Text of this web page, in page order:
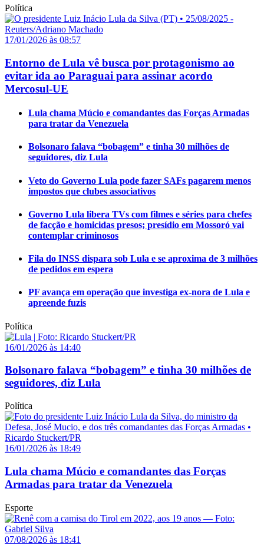
Política
17/01/2026 às 08:57
Entorno de Lula vê busca por protagonismo ao
evitar ida ao Paraguai para assinar acordo
Mercosul-UE
Lula chama Múcio e comandantes das Forças Armadas
para tratar da Venezuela
Bolsonaro falava “bobagem” e tinha 30 milhões de
seguidores, diz Lula
Veto do Governo Lula pode fazer SAFs pagarem menos
impostos que clubes associativos
Governo Lula libera TVs com filmes e séries para chefes
de facção e homicidas presos; presídio em Mossoró vai
contemplar criminosos
Fila do INSS dispara sob Lula e se aproxima de 3 milhões
de pedidos em espera
PF avança em operação que investiga ex-nora de Lula e
apreende fuzis
Política
16/01/2026 às 14:40
Bolsonaro falava “bobagem” e tinha 30 milhões de
seguidores, diz Lula
Política
16/01/2026 às 18:49
Lula chama Múcio e comandantes das Forças
Armadas para tratar da Venezuela
Esporte
07/08/2026 às 18:41